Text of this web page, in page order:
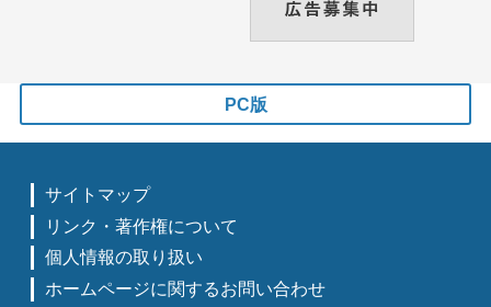
PC版
サイトマップ
リンク・著作権について
個人情報の取り扱い
ホームページに関するお問い合わせ